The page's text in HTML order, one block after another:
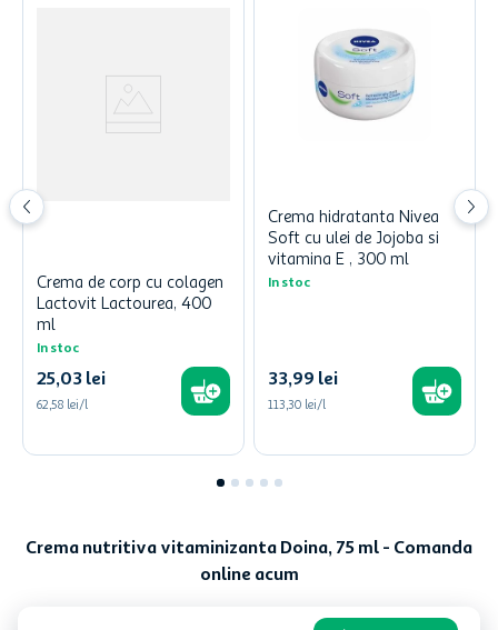
Crema de corp cu colagen
Lactovit Lactourea, 400
ml
In stoc
25,03 lei
62,58 lei/l
Crema hidratanta Nivea
Soft cu ulei de Jojoba si
vitamina E , 300 ml
In stoc
33,99 lei
113,30 lei/l
Crema nutritiva vitaminizanta Doina, 75 ml - Comanda
online acum